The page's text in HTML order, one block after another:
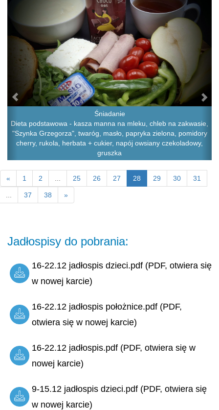
Śniadanie
Dieta podstawowa - kasza manna na mleku, chleb na zakwasie,
"Szynka Grzegorza", twaróg, masło, papryka zielona, pomidory
cherry, rukola, herbata + cukier, napój owsiany czekoladowy,
gruszka
« 1 2 25 26 27 28 29 30 31
37 38 »
Jadłospisy do pobrania:
16-22.12 jadłospis dzieci.pdf (PDF, otwiera się
w nowej karcie)
16-22.12 jadłospis położnice.pdf (PDF,
otwiera się w nowej karcie)
16-22.12 jadłospis.pdf (PDF, otwiera się w
nowej karcie)
9-15.12 jadłospis dzieci.pdf (PDF, otwiera się
w nowej karcie)